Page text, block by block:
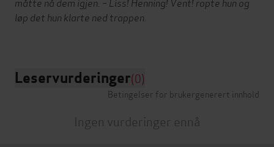
løp det hun klarte ned trappen.
Leservurderinger(0)
Betingelser for brukergenerert innhold
Ingen vurderinger ennå